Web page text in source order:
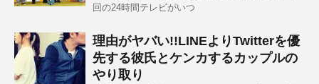
回の24時間テレビがいつ
理由がヤバい!!LINEよりTwitterを優
先する彼氏とケンカするカップルの
やり取り